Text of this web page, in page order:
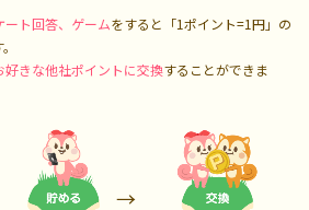
ト回答、ゲームをすると「1ポイント=1円」の
好きな他社ポイントに交換することができま